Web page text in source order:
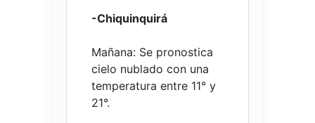
-Chiquinquirá
Mañana: Se pronostica
cielo nublado con una
temperatura entre 11° y
21°.